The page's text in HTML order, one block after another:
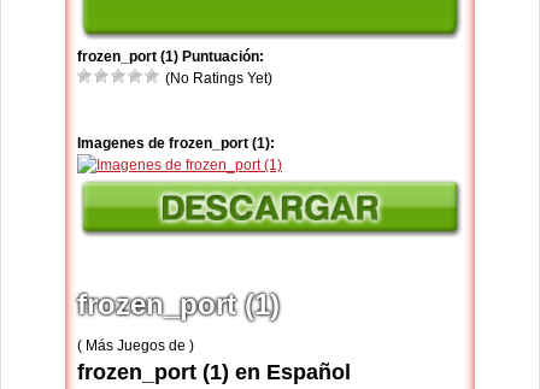
frozen_port (1) Puntuación:
(No Ratings Yet)
Imagenes de frozen_port (1):
frozen_port (1)
( Más Juegos de )
frozen_port (1) en Español